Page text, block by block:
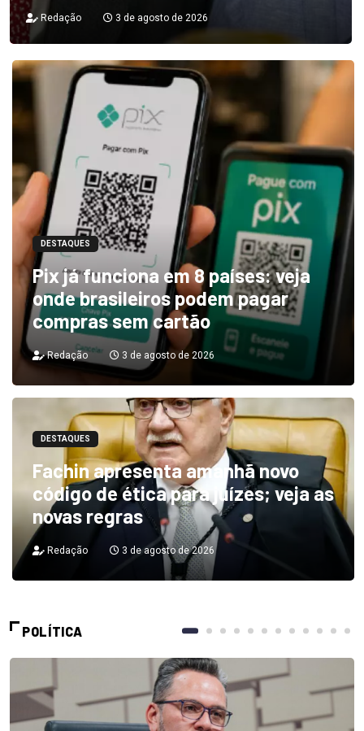
Redação 3 de agosto de 2026
DESTAQUES
Pix já funciona em 8 países: veja
onde brasileiros podem pagar
compras sem cartão
Redação 3 de agosto de 2026
DESTAQUES
Fachin apresenta amanhã novo
código de ética para juízes; veja as
novas regras
Redação 3 de agosto de 2026
POLÍTICA